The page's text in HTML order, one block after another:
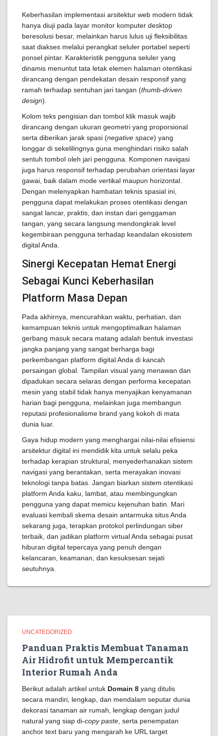
Keberhasilan implementasi arsitektur web modern tidak
hanya diuji pada layar monitor komputer desktop
beresolusi besar, melainkan harus lulus uji fleksibilitas
saat diakses melalui perangkat seluler portabel seperti
ponsel pintar. Karakteristik pengguna seluler yang
dinamis menuntut tata letak elemen halaman otentikasi
dirancang dengan pendekatan desain responsif yang
ramah terhadap sentuhan jari tangan (thumb-driven
design).
Kolom teks pengisian dan tombol klik masuk wajib
dirancang dengan ukuran geometri yang proporsional
serta diberikan jarak spasi (negative space) yang
longgar di sekelilingnya guna menghindari risiko salah
sentuh tombol oleh jari pengguna. Komponen navigasi
juga harus responsif terhadap perubahan orientasi layar
gawai, baik dalam mode vertikal maupun horizontal.
Dengan melenyapkan hambatan teknis spasial ini,
pengguna dapat melakukan proses otentikasi dengan
sangat lancar, praktis, dan instan dari genggaman
tangan, yang secara langsung mendongkrak level
kegembiraan pengguna terhadap keandalan ekosistem
digital Anda.
Sinergi Kecepatan Hemat Energi
Sebagai Kunci Keberhasilan
Platform Masa Depan
Pada akhirnya, mencurahkan waktu, perhatian, dan
kemampuan teknis untuk mengoptimalkan halaman
gerbang masuk secara matang adalah bentuk investasi
jangka panjang yang sangat berharga bagi
perkembangan platform digital Anda di kancah
persaingan global. Tampilan visual yang menawan dan
dipadukan secara selaras dengan performa kecepatan
mesin yang stabil tidak hanya menyajikan kenyamanan
harian bagi pengguna, melainkan juga membangun
reputasi profesionalisme brand yang kokoh di mata
dunia luar.
Gaya hidup modern yang menghargai nilai-nilai efisiensi
arsitektur digital ini mendidik kita untuk selalu peka
terhadap kerapian struktural, menyederhanakan sistem
navigasi yang berantakan, serta merayakan inovasi
teknologi tanpa batas. Jangan biarkan sistem otentikasi
platform Anda kaku, lambat, atau membingungkan
pengguna yang dapat memicu kejenuhan batin. Mari
evaluasi kembali skema desain antarmuka situs Anda
sekarang juga, terapkan protokol perlindungan siber
terbaik, dan jadikan platform virtual Anda sebagai pusat
hiburan digital tepercaya yang penuh dengan
kelancaran, keamanan, dan kesuksesan sejati
seutuhnya.
UNCATEGORIZED
Panduan Praktis Membuat Tanaman
Air Hidrofit untuk Mempercantik
Interior Rumah Anda
Berikut adalah artikel untuk Domain 8 yang ditulis
secara mandiri, lengkap, dan mendalam seputar dunia
dekorasi tanaman air rumah, lengkap dengan judul
natural yang siap di-copy paste , serta penempatan
anchor text baru yang mengarah ke URL target